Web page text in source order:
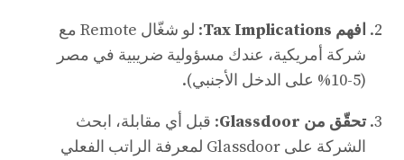
افهم Tax Implications
: لو شغّال Remote مع
شركة أمريكية، عندك مسؤولية ضريبية في مصر
(5-10% على الدخل الأجنبي).
تحقّق من Glassdoor
: قبل أي مقابلة، ابحث
الشركة على Glassdoor لمعرفة الراتب الفعلي